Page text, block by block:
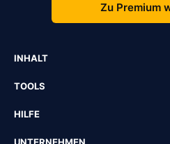
Zu Premium
INHALT
TOOLS
HILFE